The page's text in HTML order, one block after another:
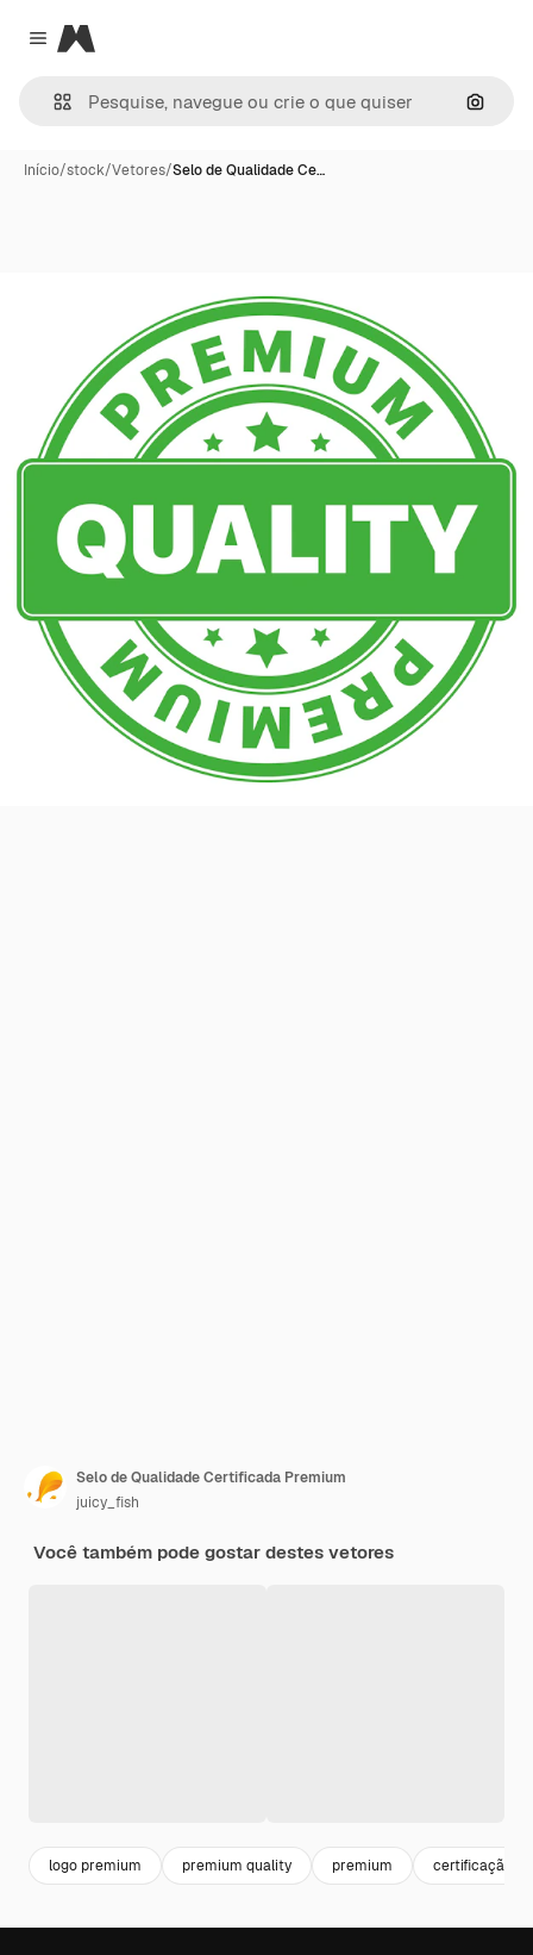
Close menu
Magnific
Início/stock/Vetores/Selo de Qualidade Ce…
Selo de Qualidade Certificada Premium
juicy_fish
Você também pode gostar destes vetores
logo premium premium quality premium certificação